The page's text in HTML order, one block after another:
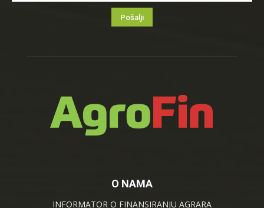
O NAMA
INFORMATOR O FINANSIRANJU AGRARA